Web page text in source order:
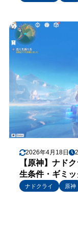
2026年4月18日
【原神】ナド
生条件・ギミッ
ナドクライ
原神